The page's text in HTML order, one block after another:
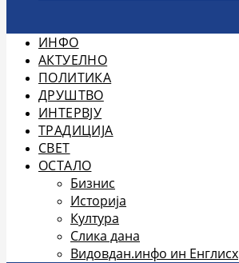
ИНФО
АКТУЕЛНО
ПОЛИТИКА
ДРУШТВО
ИНТЕРВЈУ
ТРАДИЦИЈА
СВЕТ
ОСТАЛО
Бизнис
Историја
Култура
Слика дана
Видовдан.инфо ин Енглисх